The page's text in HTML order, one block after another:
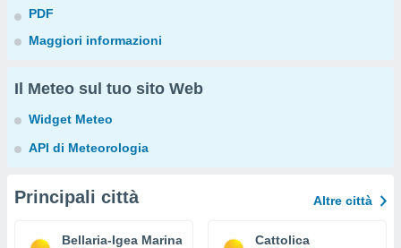
PDF
Maggiori informazioni
Il Meteo sul tuo sito Web
Widget Meteo
API di Meteorologia
Principali città Altre città
Bellaria-Igea Marina Cattolica